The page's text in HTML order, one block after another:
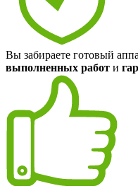
Вы забираете готовый
выполненных работ и